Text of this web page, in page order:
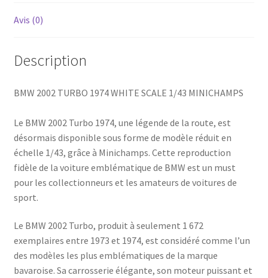
Avis (0)
Description
BMW 2002 TURBO 1974 WHITE SCALE 1/43 MINICHAMPS
Le BMW 2002 Turbo 1974, une légende de la route, est
désormais disponible sous forme de modèle réduit en
échelle 1/43, grâce à Minichamps. Cette reproduction
fidèle de la voiture emblématique de BMW est un must
pour les collectionneurs et les amateurs de voitures de
sport.
Le BMW 2002 Turbo, produit à seulement 1 672
exemplaires entre 1973 et 1974, est considéré comme l’un
des modèles les plus emblématiques de la marque
bavaroise. Sa carrosserie élégante, son moteur puissant et